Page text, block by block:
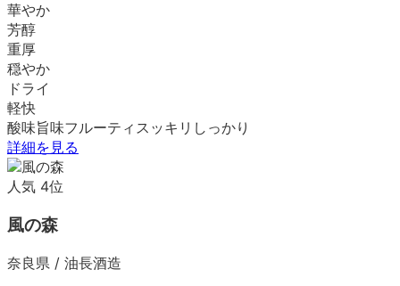
華やか
芳醇
重厚
穏やか
ドライ
軽快
酸味旨味フルーティ スッキリ しっかり
詳細を見る
人気 4位
風の森
奈良県 / 油長酒造